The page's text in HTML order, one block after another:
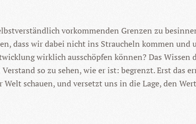
vorkommenden Grenzen zu
dass wir dabei nicht ins Straucheln kommen
wirklich ausschöpfen können? Das Wissen
so zu sehen, wie er ist: begrenzt. Erst das
Welt schauen, und versetzt uns in die Lage, den